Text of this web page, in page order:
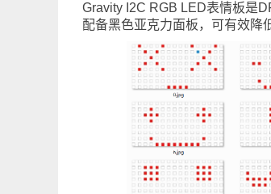
Gravity I2C RGB LED表情板是
配备黑色亚克力面板，可有效降